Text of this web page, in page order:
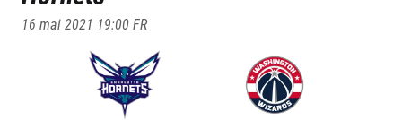
16 mai 2021 19:00FR